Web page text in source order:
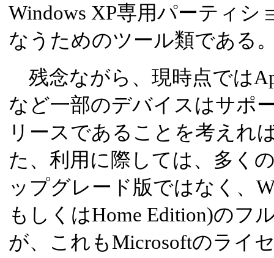
Windows XP専用パーティ
なうためのツール類である
残念ながら、現時点では
など一部のデバイスはサポ
リースであることを考えれ
た、利用に際しては、多く
ップグレード版ではなく、
もしくはHome Edition)のフ
が、これもMicrosoftのライ